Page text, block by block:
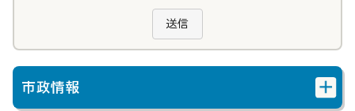
送信
市政情報